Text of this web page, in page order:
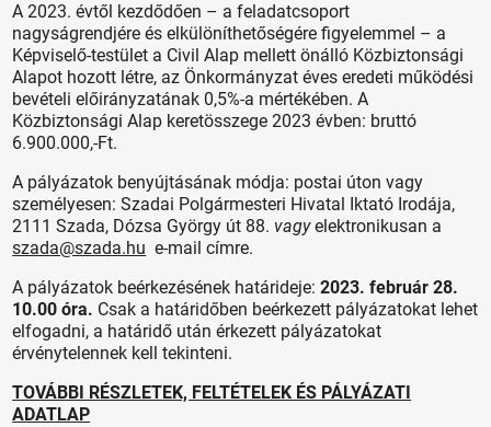
A 2023. évtől kezdődően – a feladatcsoport
nagyságrendjére és elkülöníthetőségére figyelemmel – a
Képviselő-testület a Civil Alap mellett önálló Közbiztonsági
Alapot hozott létre, az Önkormányzat éves eredeti működési
bevételi előirányzatának 0,5%-a mértékében. A
Közbiztonsági Alap keretösszege 2023 évben: bruttó
6.900.000,-Ft.
A pályázatok benyújtásának módja: postai úton vagy
személyesen: Szadai Polgármesteri Hivatal Iktató Irodája,
2111 Szada, Dózsa György út 88. vagyelektronikusan a
szada@szada.hu e-mail címre.
A pályázatok beérkezésének határideje:2023. február 28.
10.00 óra. Csak a határidőben beérkezett pályázatokat lehet
elfogadni, a határidő után érkezett pályázatokat
érvénytelennek kell tekinteni.
TOVÁBBI RÉSZLETEK, FELTÉTELEK ÉS PÁLYÁZATI
ADATLAP